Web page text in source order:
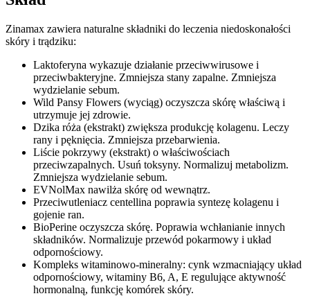
Zinamax zawiera naturalne składniki do leczenia niedoskonałości
skóry i trądziku:
Laktoferyna wykazuje działanie przeciwwirusowe i
przeciwbakteryjne. Zmniejsza stany zapalne. Zmniejsza
wydzielanie sebum.
Wild Pansy Flowers (wyciąg) oczyszcza skórę właściwą i
utrzymuje jej zdrowie.
Dzika róża (ekstrakt) zwiększa produkcję kolagenu. Leczy
rany i pęknięcia. Zmniejsza przebarwienia.
Liście pokrzywy (ekstrakt) o właściwościach
przeciwzapalnych. Usuń toksyny. Normalizuj metabolizm.
Zmniejsza wydzielanie sebum.
EVNolMax nawilża skórę od wewnątrz.
Przeciwutleniacz centellina poprawia syntezę kolagenu i
gojenie ran.
BioPerine oczyszcza skórę. Poprawia wchłanianie innych
składników. Normalizuje przewód pokarmowy i układ
odpornościowy.
Kompleks witaminowo-mineralny: cynk wzmacniający układ
odpornościowy, witaminy B6, A, E regulujące aktywność
hormonalną, funkcję komórek skóry.